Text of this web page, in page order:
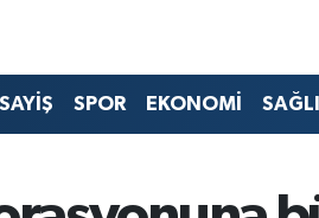
SPOR EKONOMİ